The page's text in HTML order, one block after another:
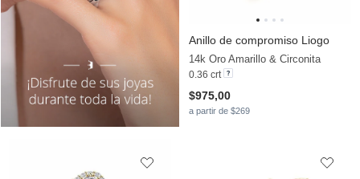
Anillo de compromiso Liogo
14k Oro Amarillo & Circonita
0.36 crt
$975,00
a partir de $269